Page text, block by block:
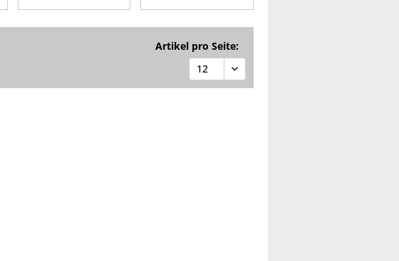
Artikel pro Seite: